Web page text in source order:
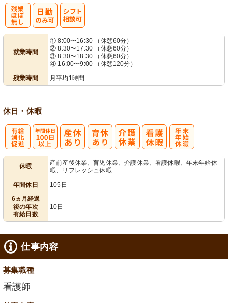
就業時間
① 8:00〜16:30 （休憩60分）
② 8:30〜17:30 （休憩60分）
③ 8:30〜18:30 （休憩60分）
④ 16:00〜9:00 （休憩120分）
残業時間
月平均1時間
休日・休暇
休暇
産前産後休業、育児休業、介護休業、看護休暇、年末年始休
暇、リフレッシュ休暇
年間休日
105日
6ヵ月経過
後の年次
有給日数
10日
仕事内容
募集職種
看護師